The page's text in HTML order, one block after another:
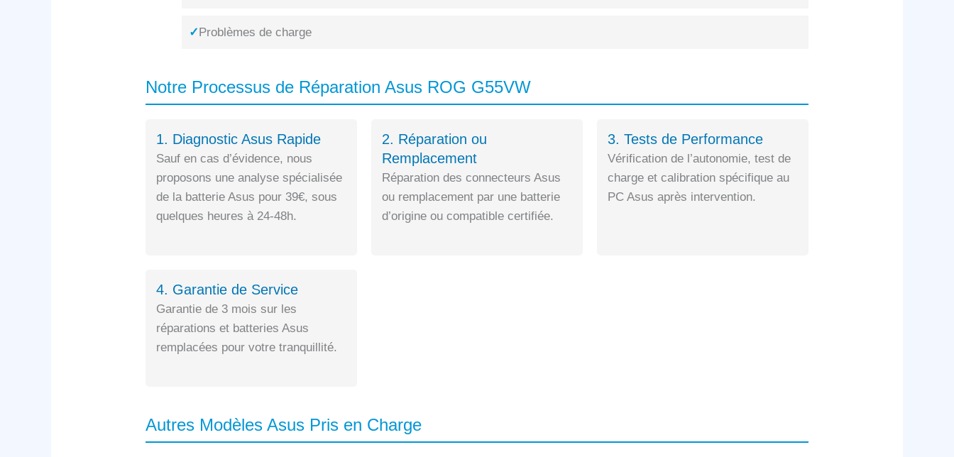
✓Problèmes de charge
Notre Processus de Réparation Asus ROG G55VW
1. Diagnostic Asus Rapide
Sauf en cas d’évidence, nous
proposons une analyse spécialisée
de la batterie Asus pour 39€, sous
quelques heures à 24-48h.
2. Réparation ou
Remplacement
Réparation des connecteurs Asus
ou remplacement par une batterie
d’origine ou compatible certifiée.
3. Tests de Performance
Vérification de l’autonomie, test de
charge et calibration spécifique au
PC Asus après intervention.
4. Garantie de Service
Garantie de 3 mois sur les
réparations et batteries Asus
remplacées pour votre tranquillité.
Autres Modèles Asus Pris en Charge